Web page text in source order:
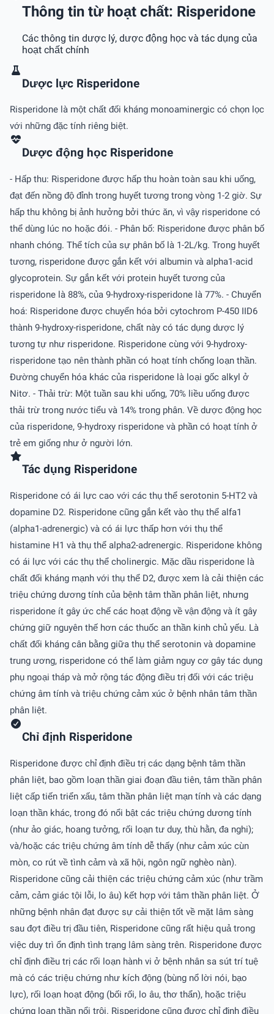
Thông tin từ hoạt chất: Risperidone
Các thông tin dược lý, dược động học và tác dụng của
hoạt chất chính
Dược lực Risperidone
Risperidone là một chất đối kháng monoaminergic có chọn lọc
với những đặc tính riêng biệt.
Dược động học Risperidone
- Hấp thu: Risperidone được hấp thu hoàn toàn sau khi uống,
đạt đến nồng độ đỉnh trong huyết tương trong vòng 1-2 giờ. Sự
hấp thu không bị ảnh hưởng bởi thức ăn, vì vậy risperidone có
thể dùng lúc no hoặc đói. - Phân bố: Risperidone được phân bố
nhanh chóng. Thể tích của sự phân bố là 1-2L/kg. Trong huyết
tương, risperidone được gắn kết với albumin và alpha1-acid
glycoprotein. Sự gắn kết với protein huyết tương của
risperidone là 88%, của 9-hydroxy-risperidone là 77%. - Chuyển
hoá: Risperidone được chuyển hóa bởi cytochrom P-450 IID6
thành 9-hydroxy-risperidone, chất này có tác dụng dược lý
tương tự như risperidone. Risperidone cùng với 9-hydroxy-
risperidone tạo nên thành phần có hoạt tính chống loạn thần.
Ðường chuyển hóa khác của risperidone là loại gốc alkyl ở
Nitơ. - Thải trừ: Một tuần sau khi uống, 70% liều uống được
thải trừ trong nước tiểu và 14% trong phân. Về dược động học
của risperidone, 9-hydroxy risperidone và phần có hoạt tính ở
trẻ em giống như ở người lớn.
Tác dụng Risperidone
Risperidone có ái lực cao với các thụ thể serotonin 5-HT2 và
dopamine D2. Risperidone cũng gắn kết vào thụ thể alfa1
(alpha1-adrenergic) và có ái lực thấp hơn với thụ thể
histamine H1 và thụ thể alpha2-adrenergic. Risperidone không
có ái lực với các thụ thể cholinergic. Mặc dầu risperidone là
chất đối kháng mạnh với thụ thể D2, được xem là cải thiện các
triệu chứng dương tính của bệnh tâm thần phân liệt, nhưng
risperidone ít gây ức chế các hoạt động về vận động và ít gây
chứng giữ nguyên thế hơn các thuốc an thần kinh chủ yếu. Là
chất đối kháng cân bằng giữa thụ thể serotonin và dopamine
trung ương, risperidone có thể làm giảm nguy cơ gây tác dụng
phụ ngoại tháp và mở rộng tác động điều trị đối với các triệu
chứng âm tính và triệu chứng cảm xúc ở bệnh nhân tâm thần
phân liệt.
Chỉ định Risperidone
Risperidone được chỉ định điều trị các dạng bệnh tâm thần
phân liệt, bao gồm loạn thần giai đoạn đầu tiên, tâm thần phân
liệt cấp tiến triển xấu, tâm thần phân liệt mạn tính và các dạng
loạn thần khác, trong đó nổi bật các triệu chứng dương tính
(như ảo giác, hoang tưởng, rối loạn tư duy, thù hằn, đa nghi);
và/hoặc các triệu chứng âm tính dễ thấy (như cảm xúc cùn
mòn, co rút về tình cảm và xã hội, ngôn ngữ nghèo nàn).
Risperidone cũng cải thiện các triệu chứng cảm xúc (như trầm
cảm, cảm giác tội lỗi, lo âu) kết hợp với tâm thần phân liệt. Ở
những bệnh nhân đạt được sự cải thiện tốt về mặt lâm sàng
sau đợt điều trị đầu tiên, Risperidone cũng rất hiệu quả trong
việc duy trì ổn định tình trạng lâm sàng trên. Risperidone được
chỉ định điều trị các rối loạn hành vi ở bệnh nhân sa sút trí tuệ
mà có các triệu chứng như kích động (bùng nổ lời nói, bạo
lực), rối loạn hoạt động (bối rối, lo âu, thơ thẩn), hoặc triệu
chứng loạn thần nổi trội. Risperidone cũng được chỉ định điều